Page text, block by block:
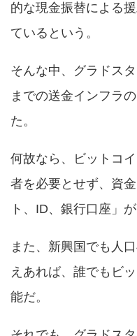
的な現金振替による
ているという。
そんな中、グラドス
までの送金インフラ
た。
何故なら、ビットコ
者を必要とせず、資
ト、ID、銀行口座」が
また、新興国でも人
えあれば、誰でもビ
能だ。